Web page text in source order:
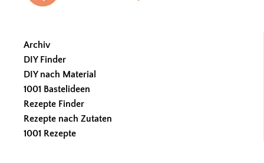
Archiv
DIY Finder
DIY nach Material
1001 Bastelideen
Rezepte Finder
Rezepte nach Zutaten
1001 Rezepte